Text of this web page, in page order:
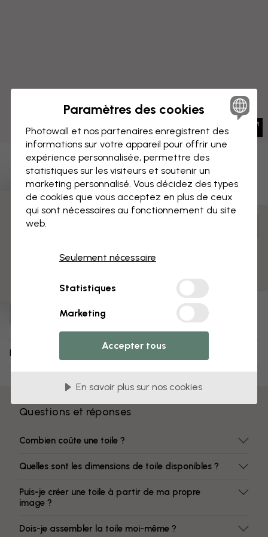
Éléphant dans la rivière
IMPRESSION SUR TOILE Enregistrer
Surface mate
Livraison et retours
Questions et réponses
Combien coûte une toile ?
Quelles sont les dimensions de toile disponibles ?
Puis-je créer une toile à partir de ma propre
image ?
Dois-je assembler la toile moi-même ?
Paramètres des cookies
Photowall et nos partenaires enregistrent des
informations sur votre appareil pour offrir une
expérience personnalisée, permettre des
statistiques sur les visiteurs et soutenir un
marketing personnalisé. Vous décidez des types
de cookies que vous acceptez en plus de ceux
qui sont nécessaires au fonctionnement du site
web.
Seulement nécessaire
Statistiques
Marketing
Accepter tous
En savoir plus sur nos cookies